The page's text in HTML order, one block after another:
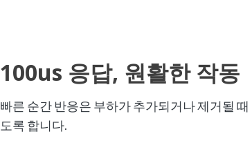
100us 응답, 원활한 작동
빠른 순간 반응은 부하가 추가되거나 제거될
도록 합니다.